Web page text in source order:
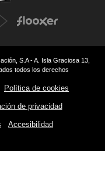
S.A - A. Isla Graciosa 13,
todos los derechos
Política de cookies
de privacidad
Accesibilidad